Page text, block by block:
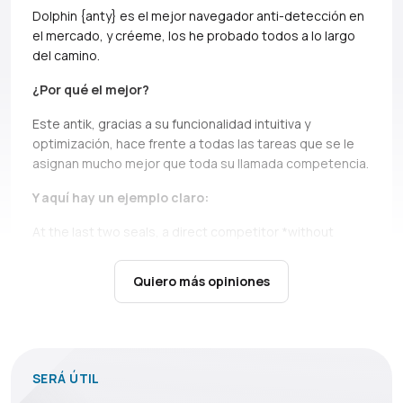
Quiero más opiniones
Dolphin {anty} es el mejor navegador anti-detección en
el mercado, y créeme, los he probado todos a lo largo
del camino.
¿Por qué el mejor?
Este antik, gracias a su funcionalidad intuitiva y
optimización, hace frente a todas las tareas que se le
asignan mucho mejor que toda su llamada competencia.
Y aquí hay un ejemplo claro:
At the last two seals, a direct competitor *without
It’s not only about high load during the queue,
there are cases when you just can’t open profiles during
es simplemente indispensable:
SERÁ ÚTIL